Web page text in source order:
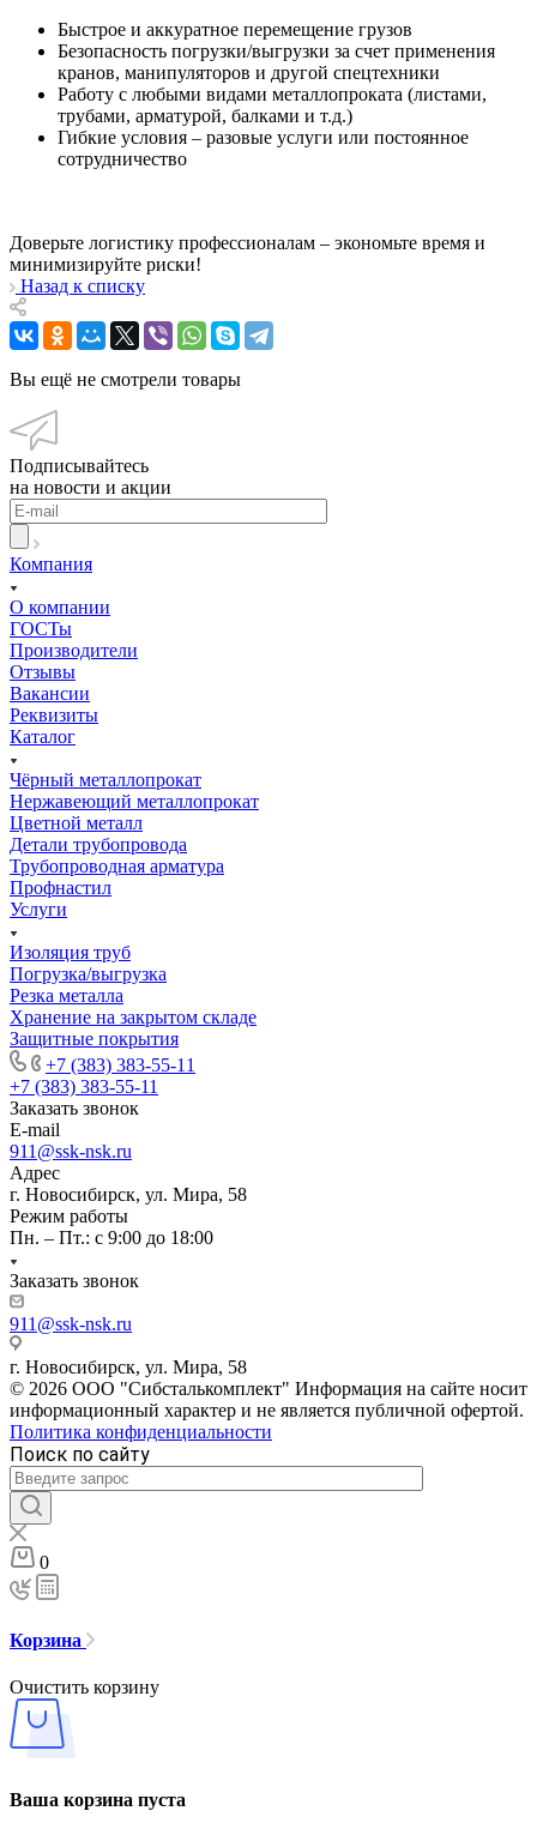
Быстрое и аккуратное перемещение грузов
Безопасность погрузки/выгрузки за счет применения
кранов, манипуляторов и другой спецтехники
Работу с любыми видами металлопроката (листами,
трубами, арматурой, балками и т.д.)
Гибкие условия – разовые услуги или постоянное
сотрудничество
Доверьте логистику профессионалам – экономьте время и
минимизируйте риски!
Назад к списку
Вы ещё не смотрели товары
Подписывайтесь
на новости и акции
Компания
О компании
ГОСТы
Производители
Отзывы
Вакансии
Реквизиты
Каталог
Чёрный металлопрокат
Нержавеющий металлопрокат
Цветной металл
Детали трубопровода
Трубопроводная арматура
Профнастил
Услуги
Изоляция труб
Погрузка/выгрузка
Резка металла
Хранение на закрытом складе
Защитные покрытия
+7 (383) 383-55-11
+7 (383) 383-55-11
Заказать звонок
E-mail
911@ssk-nsk.ru
Адрес
г. Новосибирск, ул. Мира, 58
Режим работы
Пн. – Пт.: с 9:00 до 18:00
Заказать звонок
911@ssk-nsk.ru
г. Новосибирск, ул. Мира, 58
© 2026 ООО "Сибсталькомплект" Информация на сайте носит
информационный характер и не является публичной офертой.
Политика конфиденциальности
Поиск по сайту
0
Корзина
Очистить корзину
Ваша корзина пуста